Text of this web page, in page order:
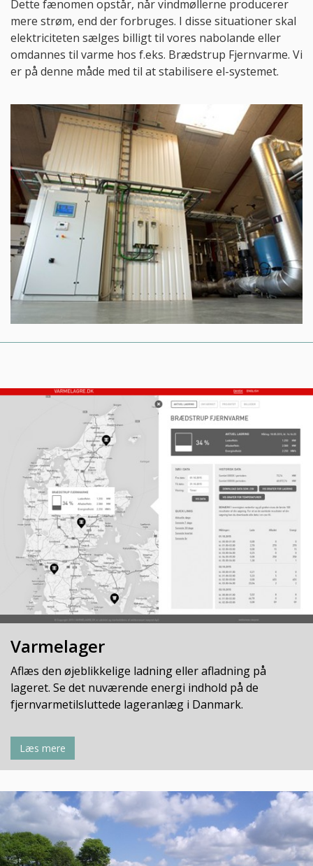
Dette fænomen opstår, når vindmøllerne producerer
mere strøm, end der forbruges. I disse situationer skal
elektriciteten sælges billigt til vores nabolande eller
omdannes til varme hos f.eks. Brædstrup Fjernvarme. Vi
er på denne måde med til at stabilisere el-systemet.
Varmelager
Aflæs den øjeblikkelige ladning eller afladning på
lageret. Se det nuværende energi indhold på de
fjernvarmetilsluttede lageranlæg i Danmark.
Læs mere